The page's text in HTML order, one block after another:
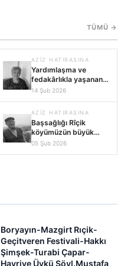
TÜMÜ →
AZIZ HATIRASINA
Yardımlaşma ve
fedakârlıkla yaşanan
bir ömür: Çiçek Tekin
14 Şub 2026
AZIZ HATIRASINA
Başsağlığı Rîçik
köyümüzün büyük
kayıbı
05 Şub 2026
VIDEO
Boryayın-Mazgirt Rıçik-
Geçitveren Festivali-Hakkı
Şimşek-Turabi Çapar-
Hayriye Üykü Söyl.Mustafa